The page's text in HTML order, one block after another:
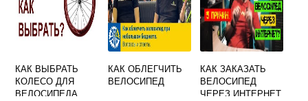
КАК ВЫБРАТЬ
КОЛЕСО ДЛЯ
ВЕЛОСИПЕДА
КАК ОБЛЕГЧИТЬ
ВЕЛОСИПЕД
КАК ЗАКАЗАТЬ
ВЕЛОСИПЕД
ЧЕРЕЗ ИНТЕРНЕТ